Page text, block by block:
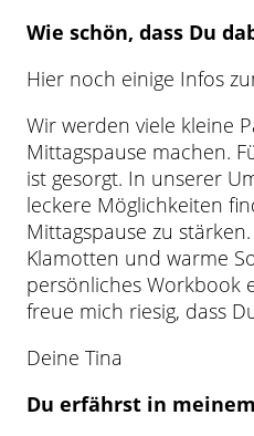
Wie schön, dass Du
Hier noch einige Infos
Wir werden viele kleine
Mittagspause machen.
ist gesorgt. In unserer
leckere Möglichkeiten
Mittagspause zu
Klamotten und warme
persönliches Workbook
freue mich riesig, dass
Deine Tina
Du erfährst in